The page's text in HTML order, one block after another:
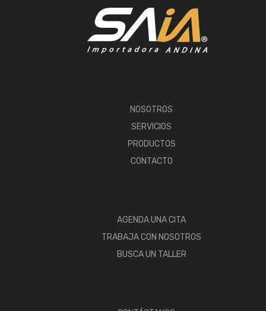
NOSOTROS
SERVICIOS
PRODUCTOS
CONTACTO
AGENDA UNA CITA
TRABAJA CON NOSOTROS
BUSCA UN TALLER